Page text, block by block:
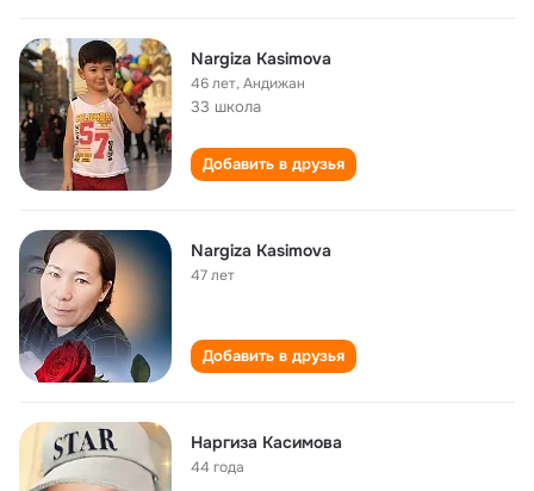
Nargiza Kasimova
46 лет,Андижан
33 школа
Добавить в друзья
Nargiza Kasimova
47 лет
Добавить в друзья
Наргиза Касимова
44 года